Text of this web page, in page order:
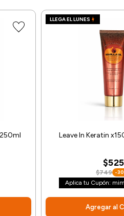
LLEGA EL LUNES
Leave In Keratin
$525
$749 -
Aplica tu Cupón:
Agregar al